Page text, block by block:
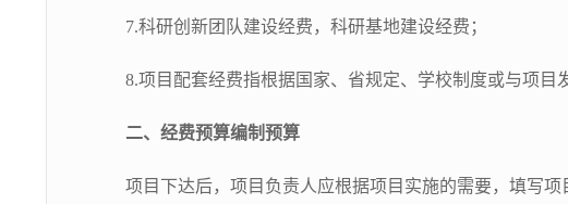
7.科研创新团队建设经费，科研基地建设经费；
8.项目配套经费指根据国家、省规定、学校制度或与项目
二、经费预算编制预算
项目下达后，项目负责人应根据项目实施的需要，填写